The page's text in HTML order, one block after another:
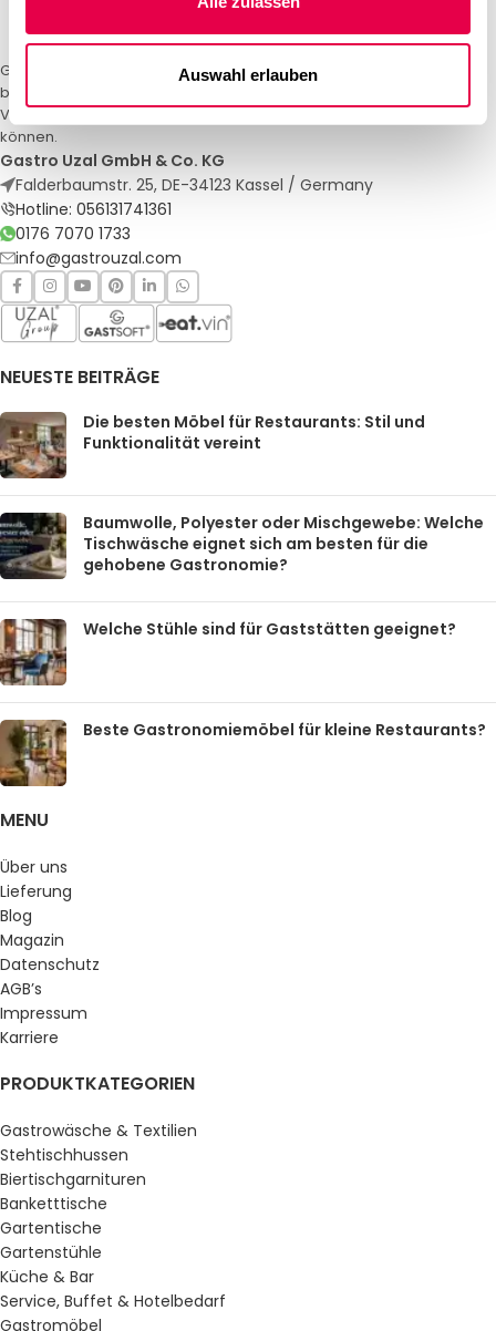
Auswahl erlauben
Gastro Uzal – Ihr Spezialist für Gastronomiemöbel und -textilien. Wir
bieten maßgeschneiderte Lösungen für Restaurants, Hotels und
Veranstaltungen. Qualität und Service, auf die Sie sich verlassen
können.
Gastro Uzal GmbH & Co. KG
Falderbaumstr. 25, DE-34123 Kassel / Germany
Hotline: 056131741361
0176 7070 1733
info@gastrouzal.com
NEUESTE BEITRÄGE
Die besten Möbel für Restaurants: Stil und
Funktionalität vereint
Baumwolle, Polyester oder Mischgewebe: Welche
Tischwäsche eignet sich am besten für die
gehobene Gastronomie?
Welche Stühle sind für Gaststätten geeignet?
Beste Gastronomiemöbel für kleine Restaurants?
MENU
Über uns
Lieferung
Blog
Magazin
Datenschutz
AGB’s
Impressum
Karriere
PRODUKTKATEGORIEN
Gastrowäsche & Textilien
Stehtischhussen
Biertischgarnituren
Banketttische
Gartentische
Gartenstühle
Küche & Bar
Service, Buffet & Hotelbedarf
Gastromöbel